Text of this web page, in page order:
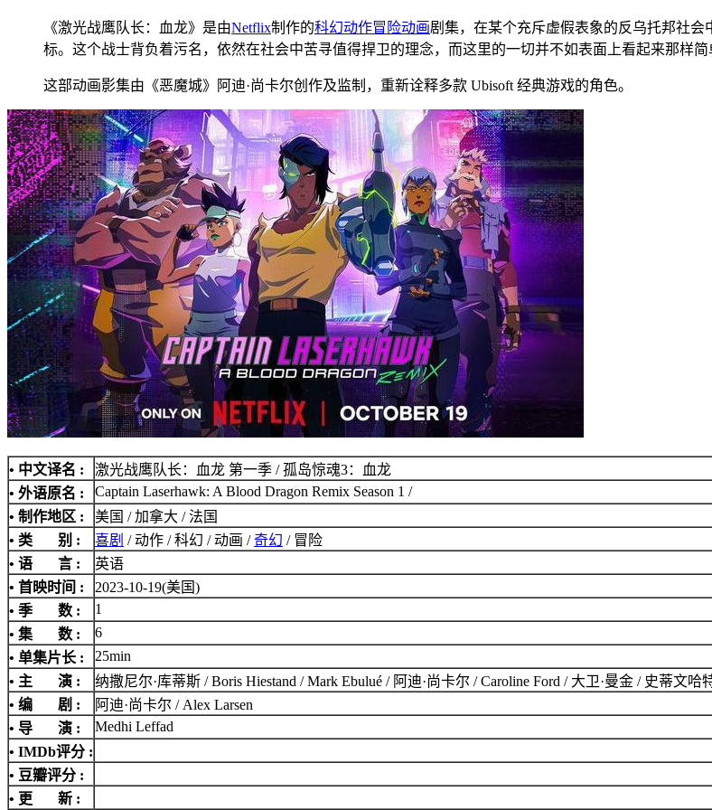
《激光战鹰队长：血龙》是由Netflix制作的科幻动作冒险动画剧集，在某个充斥虚假表象的反乌托邦社
标。这个战士背负着污名，依然在社会中苦寻值得捍卫的理念，而这里的一切并不如表面上看起来那样简
这部动画影集由《恶魔城》阿迪·尚卡尔创作及监制，重新诠释多款 Ubisoft 经典游戏的角色。
• 中文译名 :
激光战鹰队长：血龙 第一季 / 孤岛惊魂3：血龙
• 外语原名 :
Captain Laserhawk: A Blood Dragon Remix Season 1 /
• 制作地区 :
美国 / 加拿大 / 法国
• 类 别 :
喜剧 / 动作 / 科幻 / 动画 /奇幻 / 冒险
• 语 言 :
英语
• 首映时间 :
2023-10-19(美国)
• 季 数 :
1
• 集 数 :
6
• 单集片长 :
25min
• 主 演 :
纳撒尼尔·库蒂斯 / Boris Hiestand / Mark Ebulué / 阿迪·尚卡尔 / Caroline Ford / 大卫·曼金 / 史蒂文
• 编 剧 :
阿迪·尚卡尔 / Alex Larsen
• 导 演 :
Medhi Leffad
• IMDb评分 :
• 豆瓣评分 :
• 更 新 :